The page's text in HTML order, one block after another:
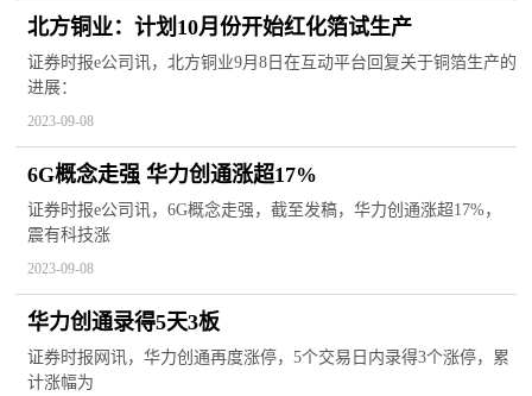
北方铜业：计划10月份开始红化箔试生产
证券时报e公司讯，北方铜业9月8日在互动平台回复关于铜箔生产的
进展：
2023-09-08
​6G概念走强 华力创通涨超17%
证券时报e公司讯，6G概念走强，截至发稿，华力创通涨超17%，
震有科技涨
2023-09-08
华力创通录得5天3板
证券时报网讯，华力创通再度涨停，5个交易日内录得3个涨停，累
计涨幅为